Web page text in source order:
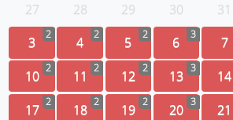
27 28 29 30 31
3 2 4 2 5 2 6 3 7
10 2 11 2 12 2 13 3 14
17 2 18 2 19 2 20 3 21